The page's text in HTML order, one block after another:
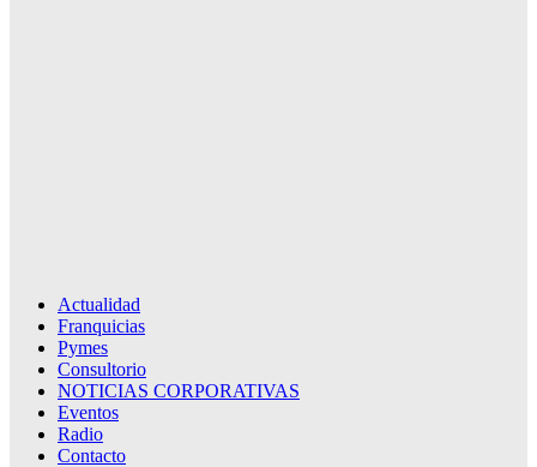
Actualidad
Franquicias
Pymes
Consultorio
NOTICIAS CORPORATIVAS
Eventos
Radio
Contacto